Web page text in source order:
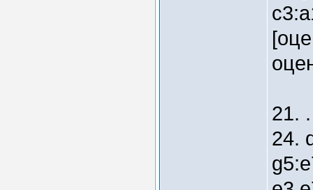
21.
24.